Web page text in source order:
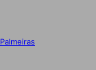
Palmeiras